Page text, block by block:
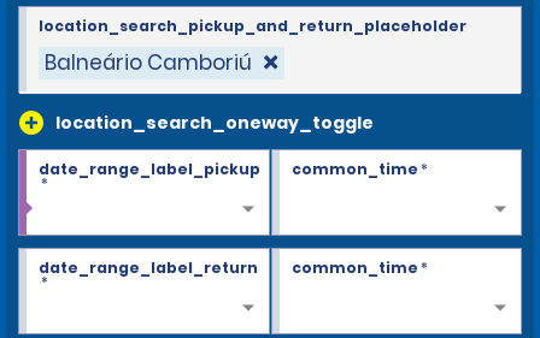
Balneário Camboriú
location_search_oneway_toggle
location_search_pickup_and_return_placeholder
date_range_label_pickup
*
common_time*
date_range_label_return
*
common_time*